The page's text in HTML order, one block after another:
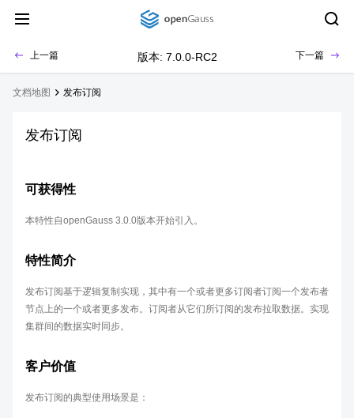
上一篇 版本: 7.0.0-RC2 下一篇
文档地图 发布订阅
发布订阅
可获得性
本特性自openGauss 3.0.0版本开始引入。
特性简介
发布订阅基于逻辑复制实现，其中有一个或者更多订阅者订阅一个发布者
节点上的一个或者更多发布。订阅者从它们所订阅的发布拉取数据。实现
集群间的数据实时同步。
客户价值
发布订阅的典型使用场景是：